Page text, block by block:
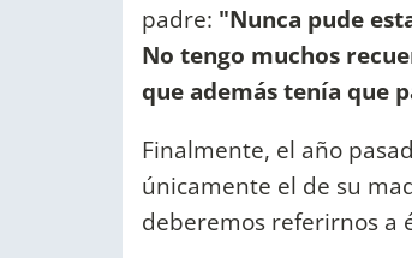
padre: "Nunca pude
No tengo muchos
que además tenía que
Finalmente, el año
únicamente el de su
deberemos referirnos a